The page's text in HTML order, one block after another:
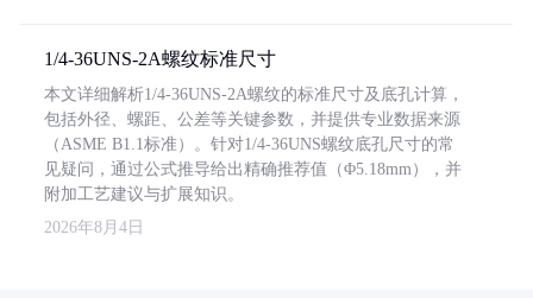
1/4-36UNS-2A螺纹标准尺寸
本文详细解析1/4-36UNS-2A螺纹的标准尺寸及底孔计算，
包括外径、螺距、公差等关键参数，并提供专业数据来源
（ASME B1.1标准）。针对1/4-36UNS螺纹底孔尺寸的常
见疑问，通过公式推导给出精确推荐值（Φ5.18mm），并
附加工艺建议与扩展知识。
2026年8月4日